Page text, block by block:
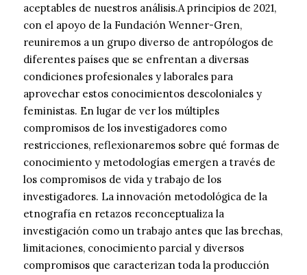
aceptables de nuestros análisis.A principios de 2021,
con el apoyo de la Fundación Wenner-Gren,
reuniremos a un grupo diverso de antropólogos de
diferentes países que se enfrentan a diversas
condiciones profesionales y laborales para
aprovechar estos conocimientos descoloniales y
feministas. En lugar de ver los múltiples
compromisos de los investigadores como
restricciones, reflexionaremos sobre qué formas de
conocimiento y metodologías emergen a través de
los compromisos de vida y trabajo de los
investigadores. La innovación metodológica de la
etnografía en retazos reconceptualiza la
investigación como un trabajo antes que las brechas,
limitaciones, conocimiento parcial y diversos
compromisos que caracterizan toda la producción